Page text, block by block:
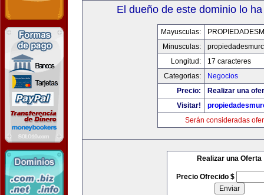
El dueño de este dominio lo
Mayusculas:
Minusculas:
Longitud:
17 caracteres
Categorias:
Negocios
Precio:
Realizar una
Visitar!
Serán consideradas
Realizar una Oferta
Precio Ofrecido $